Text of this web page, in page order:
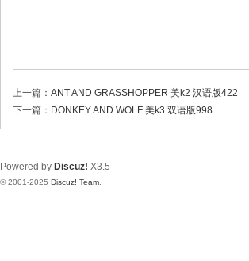
上一篇： ANT AND GRASSHOPPER 美k2 汉语版422
下一篇： DONKEY AND WOLF 美k3 双语版998
Powered by Discuz! X3.5
© 2001-2025 Discuz! Team